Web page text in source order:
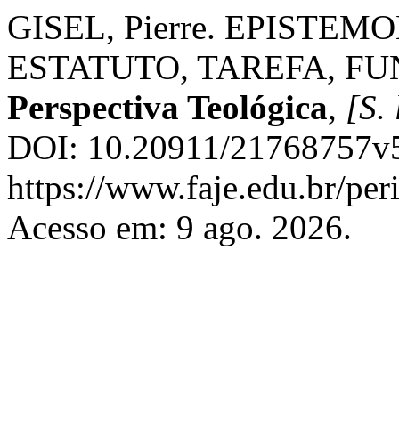
GISEL, Pierre.
ESTATUTO, TAREFA,
Perspectiva Teológica, [S.
DOI: 10.20911/
https://www.faje.edu.br/
Acesso em: 9 ago. 2026.